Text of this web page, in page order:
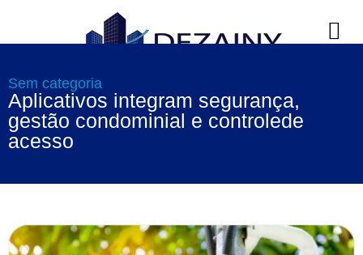
Sem categoria
Aplicativos integram segurança,
gestão condominial e controlede
acesso